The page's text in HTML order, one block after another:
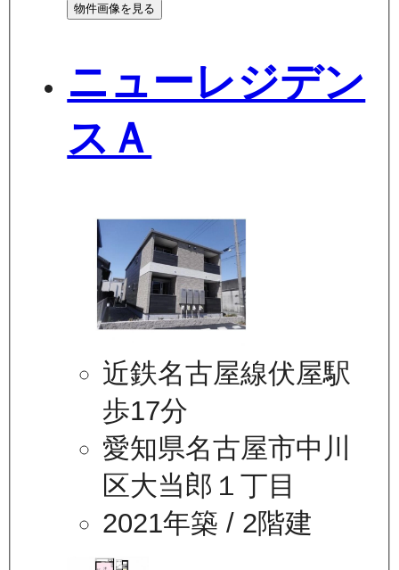
物件画像を見る
ニューレジデン
スＡ
近鉄名古屋線伏屋駅
歩17分
愛知県名古屋市中川
区大当郎１丁目
2021年築 / 2階建